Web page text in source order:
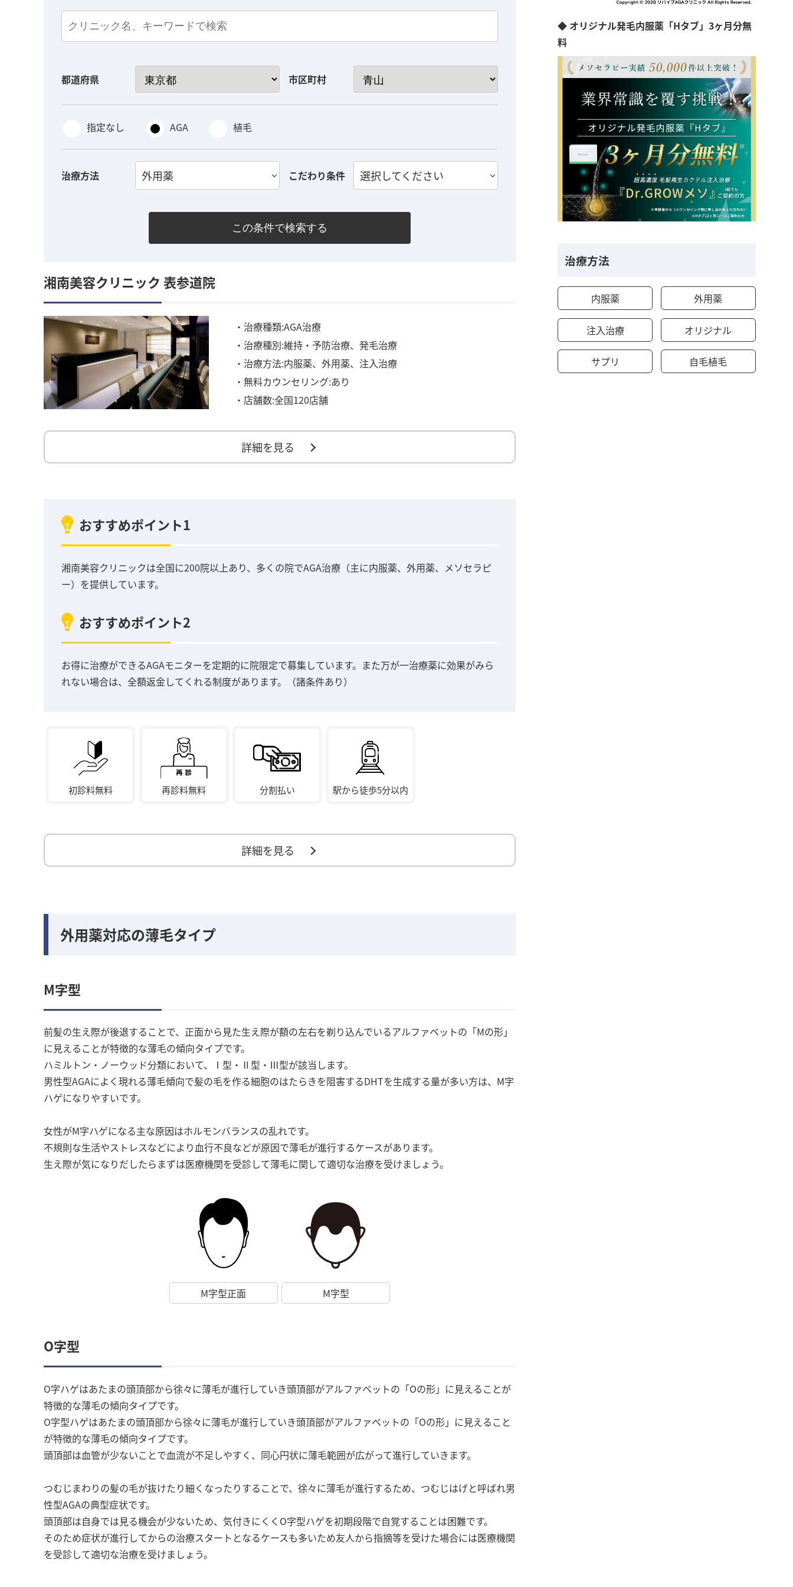
都道府県 市区町村
指定なし AGA 植毛
治療方法 外用薬 こだわり条件 選択してください
この条件で検索する
湘南美容クリニック 表参道院
・治療種類:AGA治療
・治療種別:維持・予防治療、発毛治療
・治療方法:内服薬、外用薬、注入治療
・無料カウンセリング:あり
・店舗数:全国120店舗
詳細を見る
おすすめポイント1
湘南美容クリニックは全国に200院以上あり、多くの院でAGA治療（主に内服薬、外用薬、メソセラピ
ー）を提供しています。
おすすめポイント2
お得に治療ができるAGAモニターを定期的に院限定で募集しています。また万が一治療薬に効果がみら
れない場合は、全額返金してくれる制度があります。（諸条件あり）
初診料無料 再診料無料 分割払い 駅から徒歩5分以内
詳細を見る
外用薬対応の薄毛タイプ
M字型
前髪の生え際が後退することで、正面から見た生え際が額の左右を剃り込んでいるアルファベットの「Mの形」
に見えることが特徴的な薄毛の傾向タイプです。
ハミルトン・ノーウッド分類において、Ⅰ型・Ⅱ型・Ⅲ型が該当します。
男性型AGAによく現れる薄毛傾向で髪の毛を作る細胞のはたらきを阻害するDHTを生成する量が多い方は、M字
ハゲになりやすいです。
女性がM字ハゲになる主な原因はホルモンバランスの乱れです。
不規則な生活やストレスなどにより血行不良などが原因で薄毛が進行するケースがあります。
生え際が気になりだしたらまずは医療機関を受診して薄毛に関して適切な治療を受けましょう。
M字型正面 M字型
O字型
O字ハゲはあたまの頭頂部から徐々に薄毛が進行していき頭頂部がアルファベットの「Oの形」に見えることが
特徴的な薄毛の傾向タイプです。
O字型ハゲはあたまの頭頂部から徐々に薄毛が進行していき頭頂部がアルファベットの「Oの形」に見えること
が特徴的な薄毛の傾向タイプです。
頭頂部は血管が少ないことで血流が不足しやすく、同心円状に薄毛範囲が広がって進行していきます。
つむじまわりの髪の毛が抜けたり細くなったりすることで、徐々に薄毛が進行するため、つむじはげと呼ばれ男
性型AGAの典型症状です。
頭頂部は自身では見る機会が少ないため、気付きにくくO字型ハゲを初期段階で自覚することは困難です。
そのため症状が進行してからの治療スタートとなるケースも多いため友人から指摘等を受けた場合には医療機関
を受診して適切な治療を受けましょう。
◆ オリジナル発毛内服薬「Hタブ」3ヶ月分無
料
治療方法
内服薬 外用薬
注入治療 オリジナル
サプリ 自毛植毛